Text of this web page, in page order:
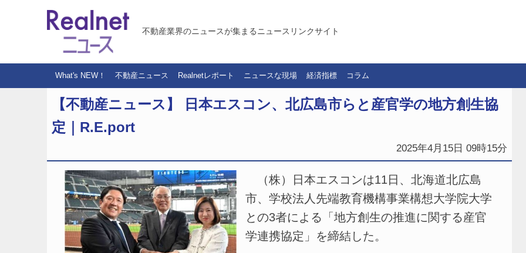
不動産業界のニュースが集まるニュースリンクサイト
What's NEW！ 不動産ニュース Realnetレポート ニュースな現場 経済指標 コラム
【不動産ニュース】 日本エスコン、北広島市らと産官学の地方創生協
定｜R.E.port
2025年4月15日 09時15分
（株）日本エスコンは11日、北海道北広島
市、学校法人先端教育機構事業構想大学院大学
との3者による「地方創生の推進に関する産官
学連携協定」を締結した。